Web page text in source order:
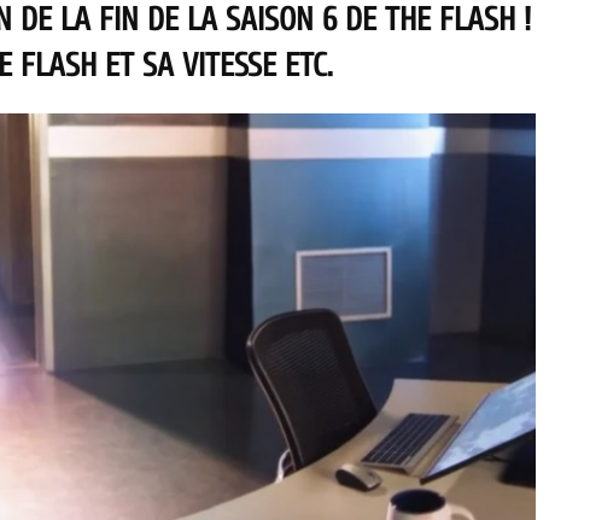
DE LA FIN DE LA SAISON 6 DE THE FLASH !
FLASH ET SA VITESSE ETC.